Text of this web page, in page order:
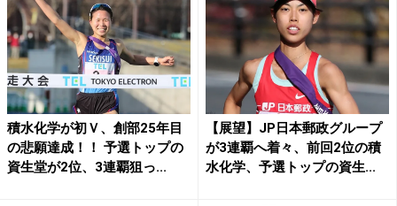
積水化学が初Ｖ、創部25年目
の悲願達成！！ 予選トップの
資生堂が2位、3連覇狙っ...
【展望】JP日本郵政グループ
が3連覇へ着々、前回2位の積
水化学、予選トップの資生...